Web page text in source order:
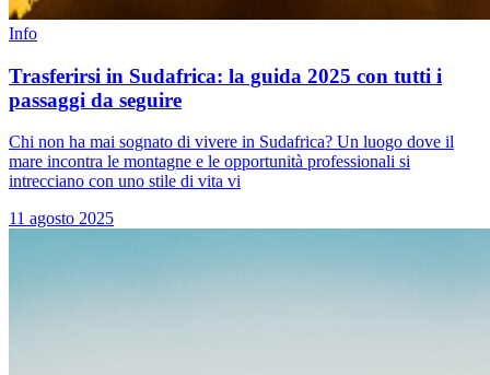
Info
Trasferirsi in Sudafrica: la guida 2025 con tutti i
passaggi da seguire
Chi non ha mai sognato di vivere in Sudafrica? Un luogo dove il
mare incontra le montagne e le opportunità professionali si
intrecciano con uno stile di vita vi
11 agosto 2025